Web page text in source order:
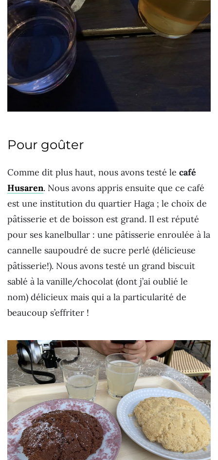
Pour goûter
Comme dit plus haut, nous avons testé le café
Husaren. Nous avons appris ensuite que ce café
est une institution du quartier Haga ; le choix de
pâtisserie et de boisson est grand. Il est réputé
pour ses kanelbullar : une pâtisserie enroulée à la
cannelle saupoudré de sucre perlé (délicieuse
pâtisserie!). Nous avons testé un grand biscuit
sablé à la vanille/chocolat (dont j’ai oublié le
nom) délicieux mais qui a la particularité de
beaucoup s’effriter !